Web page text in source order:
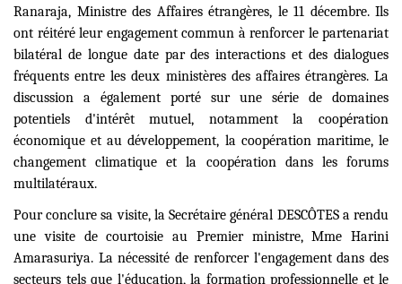
Ranaraja, Ministre des Affaires étrangères, le 11 décembre. Ils
ont réitéré leur engagement commun à renforcer le partenariat
bilatéral de longue date par des interactions et des dialogues
fréquents entre les deux ministères des affaires étrangères. La
discussion a également porté sur une série de domaines
potentiels d'intérêt mutuel, notamment la coopération
économique et au développement, la coopération maritime, le
changement climatique et la coopération dans les forums
multilatéraux.
Pour conclure sa visite, la Secrétaire général DESCÔTES a rendu
une visite de courtoisie au Premier ministre, Mme Harini
Amarasuriya. La nécessité de renforcer l'engagement dans des
secteurs tels que l'éducation, la formation professionnelle et le